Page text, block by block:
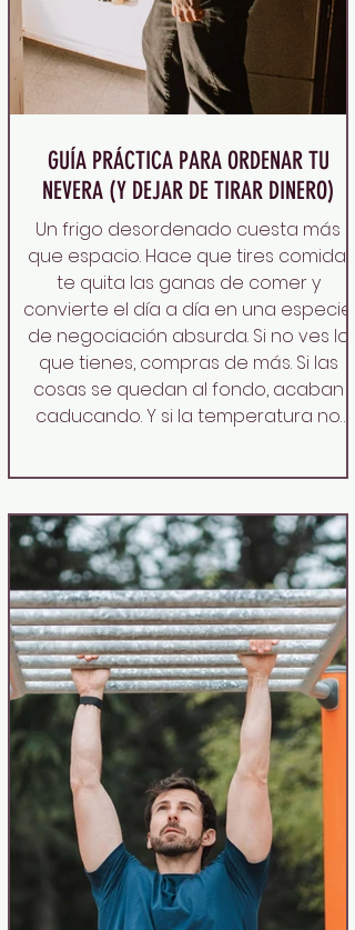
GUÍA PRÁCTICA PARA ORDENAR TU
NEVERA (Y DEJAR DE TIRAR DINERO)
Un frigo desordenado cuesta más
que espacio. Hace que tires comida,
te quita las ganas de comer y
convierte el día a día en una especie
de negociación absurda. Si no ves lo
que tienes, compras de más. Si las
cosas se quedan al fondo, acaban
caducando. Y si la temperatura no
ve la nevera como un simple
almacén. Algunos la usan como si
fuera un cajón desastre. Pero no es
eso